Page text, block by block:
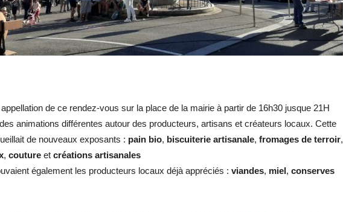
Hebdo25
de ce rendez-vous sur la place de la mairie à partir de 16h30 jusque 21H
animations différentes autour des producteurs, artisans et créateurs locaux. Cette
de nouveaux exposants : pain bio, biscuiterie artisanale, fromages de terroir,
, couture et créations artisanales
également les producteurs locaux déjà appréciés : viandes, miel, conserves